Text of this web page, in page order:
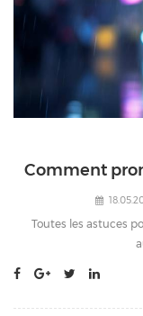
Comment
Toutes les astuces